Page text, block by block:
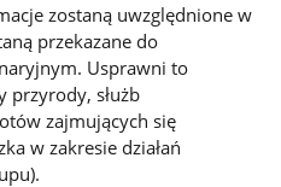
zostaną uwzględnione w
przekazane do
Usprawni to
przyrody, służb
zajmujących się
w zakresie działań